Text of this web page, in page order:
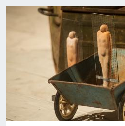
Bild